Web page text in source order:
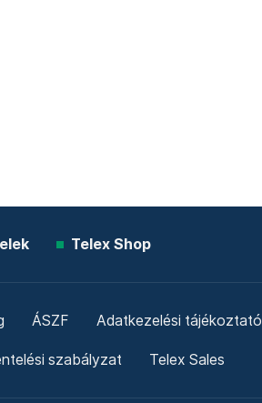
Telex Shop
ÁSZF Adatkezelési tájékoztató
szabályzat Telex Sales